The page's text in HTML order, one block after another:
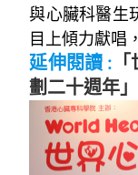
與心臟科醫生
目上傾力獻唱
延伸閱讀 :
劃二十週年